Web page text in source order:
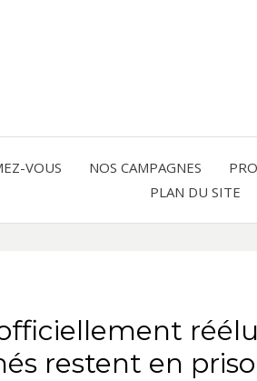
VOUS NOS CAMPAGNES
PLAN DU SITE
restent en